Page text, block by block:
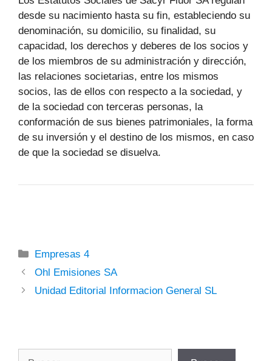
desde su nacimiento hasta su fin, estableciendo su
denominación, su domicilio, su finalidad, su
capacidad, los derechos y deberes de los socios y
de los miembros de su administración y dirección,
las relaciones societarias, entre los mismos
socios, las de ellos con respecto a la sociedad, y
de la sociedad con terceras personas, la
conformación de sus bienes patrimoniales, la forma
de su inversión y el destino de los mismos, en caso
de que la sociedad se disuelva.
Categorías
Empresas 4
Ohl Emisiones SA
Unidad Editorial Informacion General SL